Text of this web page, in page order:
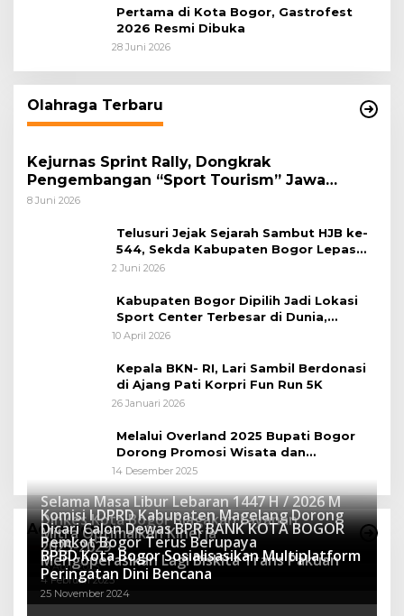
Pertama di Kota Bogor, Gastrofest
2026 Resmi Dibuka
28 Juni 2026
Olahraga Terbaru
Kejurnas Sprint Rally, Dongkrak
Pengembangan “Sport Tourism” Jawa
Tengah
8 Juni 2026
Telusuri Jejak Sejarah Sambut HJB ke-
544, Sekda Kabupaten Bogor Lepas
Gowes Napak Tilas Bogor
2 Juni 2026
Kabupaten Bogor Dipilih Jadi Lokasi
Sport Center Terbesar di Dunia,
Peluang Tingkatkan Pertumbuhan
10 April 2026
Kepala BKN- RI, Lari Sambil Berdonasi
di Ajang Pati Korpri Fun Run 5K
26 Januari 2026
Melalui Overland 2025 Bupati Bogor
Dorong Promosi Wisata dan
Pelestarian Alam
14 Desember 2025
Advertorial
Selama Masa Libur Lebaran 1447 H / 2026 M
Dinkes Kota Bogor Siagakan Layanan
Kesehatan
16 Maret 2026
Komisi I DPRD Kabupaten Magelang Dorong
Mitra Optimalkan Kinerja
27 Mei 2025
Dicari Calon Dewas BPR BANK KOTA BOGOR
2025-2029
15 April 2025
Pemkot Bogor Terus Berupaya
Mengoperasikan Lagi Biskita Trans Pakuan
4 Februari 2025
BPBD Kota Bogor Sosialisasikan Multiplatform
Peringatan Dini Bencana
25 November 2024